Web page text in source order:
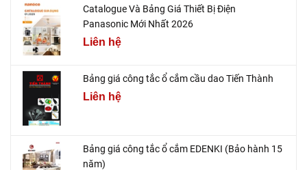
Catalogue Và Bảng Giá Thiết Bị Điện
Panasonic Mới Nhất 2026
Liên hệ
Bảng giá công tắc ổ cắm cầu dao Tiến Thành
Liên hệ
Bảng giá công tắc ổ cắm EDENKI (Bảo hành 15
năm)